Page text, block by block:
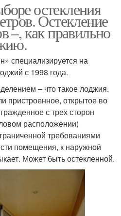
остекления
Остекление
–, как правильно
специализируется на
с 1998 года.
– что такое лоджия.
пристроенное, открытое во
с трех сторон
расположении)
требованиями
помещения, к наружной
Может быть остекленной.